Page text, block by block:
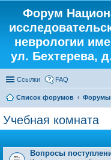
Форум
неврологии
ул. Бехтерева,
Ссылки FAQ
Список форумов Форумы
Учебная комната
Вопросы